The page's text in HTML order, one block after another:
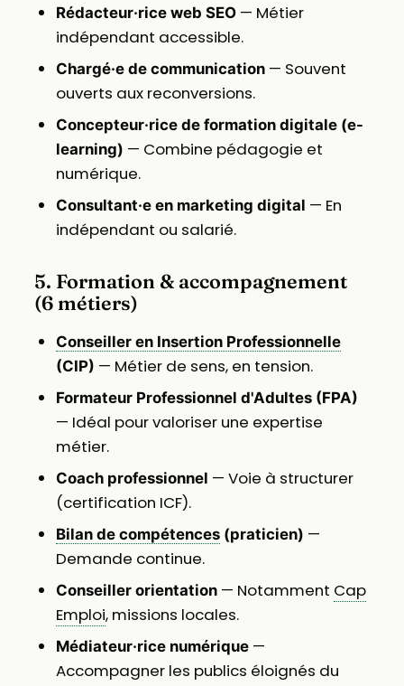
Rédacteur·rice web SEO— Métier
indépendant accessible.
Chargé·e de communication— Souvent
ouverts aux reconversions.
Concepteur·rice de formation digitale (e-
learning) — Combine pédagogie et
numérique.
Consultant·e en marketing digital — En
indépendant ou salarié.
5. Formation & accompagnement
(6 métiers)
Conseiller en Insertion Professionnelle
(CIP) — Métier de sens, en tension.
Formateur Professionnel d'Adultes (FPA)
— Idéal pour valoriser une expertise
métier.
Coach professionnel — Voie à structurer
(certification ICF).
Bilan de compétences(praticien) —
Demande continue.
Conseiller orientation— Notamment Cap
Emploi, missions locales.
Médiateur·rice numérique—
Accompagner les publics éloignés du